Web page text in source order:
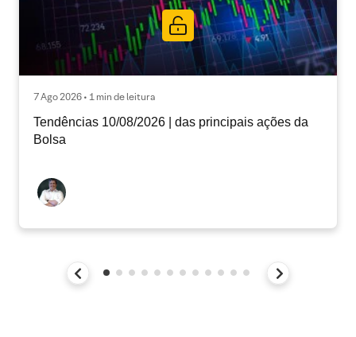
7 Ago 2026 • 1 min de leitura
Tendências 10/08/2026 | das principais ações da
Bolsa